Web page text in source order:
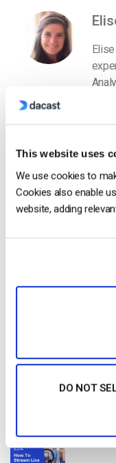
This website uses
We use cookies to
Cookies also enable
website, adding
DO NOT
No credit